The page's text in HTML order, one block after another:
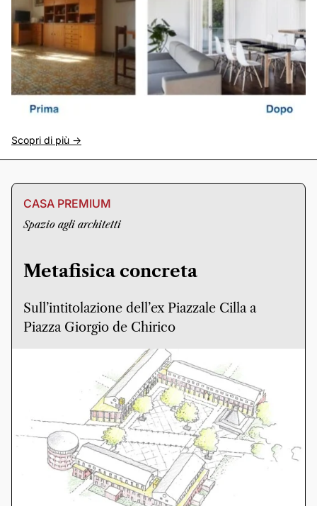
Scopri di più ->
CASA PREMIUM
Spazio agli architetti
Metafisica concreta
Sull’intitolazione dell’ex Piazzale Cilla a
Piazza Giorgio de Chirico